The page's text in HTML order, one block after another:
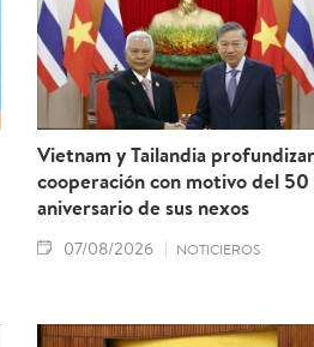
Vietnam y Tailandia
cooperación con motivo del 50
aniversario de sus nexos
07/08/2026 NOTICIEROS